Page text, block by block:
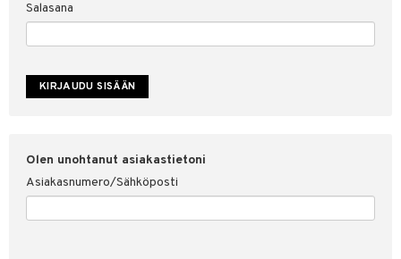
Tuotemerkkejä
Salasana
Olen unohtanut asiakastietoni
Asiakasnumero/Sähköposti
myyntiehdot
suojaus